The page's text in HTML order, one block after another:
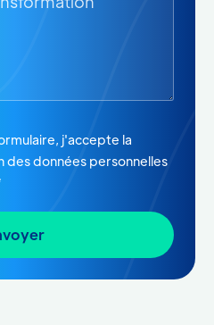
j'accepte la
des données personnelles